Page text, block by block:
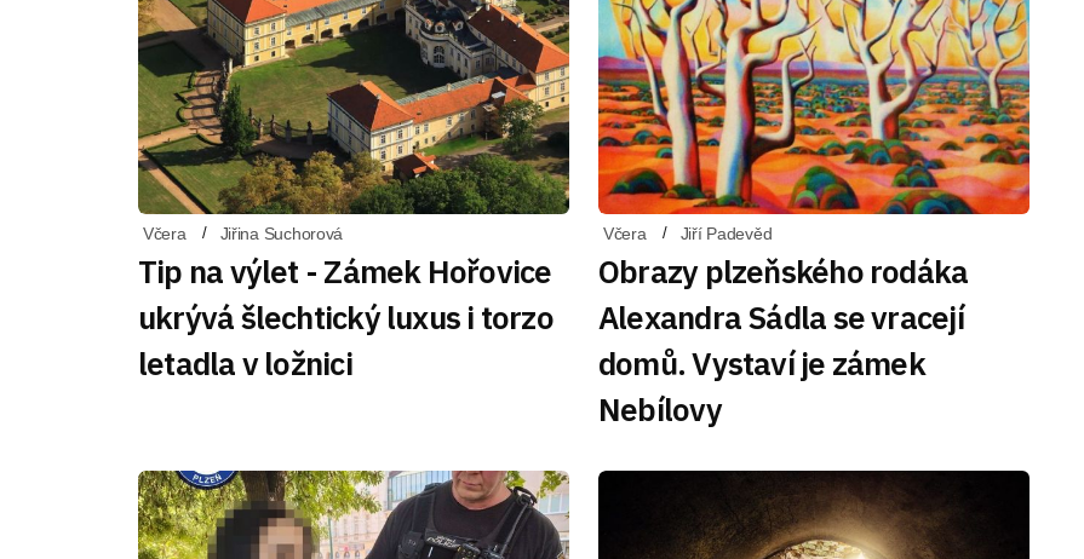
Včera Jiřina Suchorová
Tip na výlet - Zámek Hořovice
ukrývá šlechtický luxus i torzo
letadla v ložnici
Včera Jiří Padevěd
Obrazy plzeňského rodáka
Alexandra Sádla se vracejí
domů. Vystaví je zámek
Nebílovy